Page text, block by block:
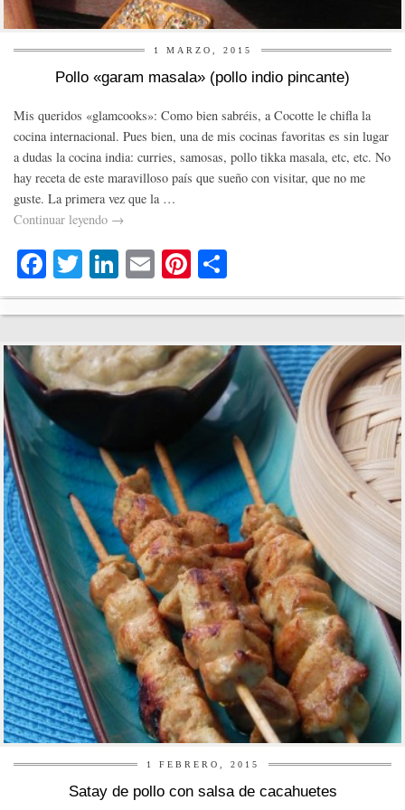
1 MARZO, 2015
Pollo «garam masala» (pollo indio pincante)
Mis queridos «glamcooks»: Como bien sabréis, a Cocotte le chifla la
cocina internacional. Pues bien, una de mis cocinas favoritas es sin lugar
a dudas la cocina india: curries, samosas, pollo tikka masala, etc, etc. No
hay receta de este maravilloso país que sueño con visitar, que no me
guste. La primera vez que la …
Continuar leyendo →
Fa
ce
bo
ok
T
wi
tte
r
Li
nk
ed
In
E
m
ail
Pi
nt
er
es
t
o
m
pa
rti
r
1 FEBRERO, 2015
Satay de pollo con salsa de cacahuetes